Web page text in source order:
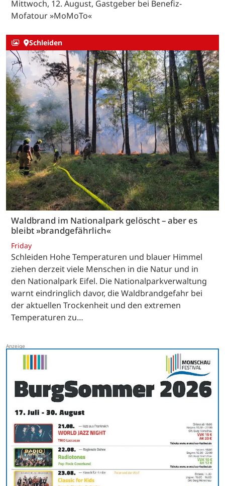
Mittwoch, 12. August, Gastgeber bei Benefiz-
Mofatour »MoMoTo«
Schleiden
Waldbrand im Nationalpark gelöscht – aber es
bleibt »brandgefährlich«
Friday
Schleiden Hohe Temperaturen und blauer Himmel
ziehen derzeit viele Menschen in die Natur und in
den Nationalpark Eifel. Die Nationalparkverwaltung
warnt eindringlich davor, die Waldbrandgefahr bei
der aktuellen Trockenheit und den extremen
Temperaturen zu…